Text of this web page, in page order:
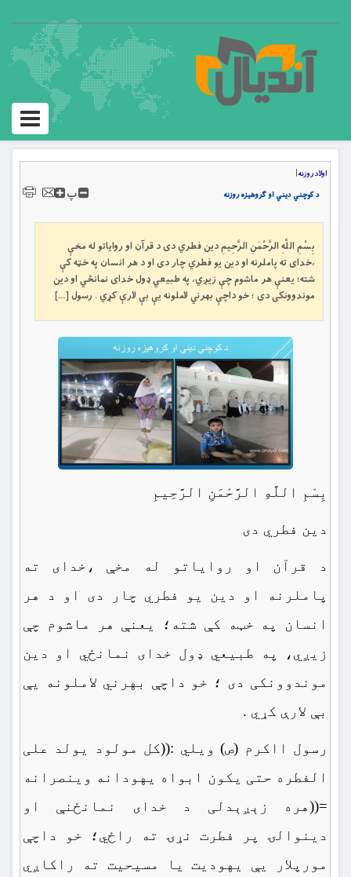
اولاد روزنه|
پ د کوچني دیني او ګروهيزه روزنه
بِسْمِ اللَّهِ الرَّحْمَنِ الرَّحِيمِ دین فطري دی د قرآن او روایاتو له مخې
،خدای ته پاملرنه او دین یو فطري چار دی او د هر انسان په خټه کې
شته؛ یعنې هر ماشوم چې زيږي، په طبیعي ډول خدای نمانځي او دین
موندوونکی دی ؛ خو داچې بهرني لاملونه یې بې لارې کړي . رسول […]
بِسْمِ اللَّهِ الرَّحْمَنِ الرَّحِيمِ
دین فطري دی
د قرآن او روایاتو له مخې ،خدای ته
پاملرنه او دین یو فطري چار دی او د هر
انسان په خټه کې شته؛ یعنې هر ماشوم چې
زيږي، په طبیعي ډول خدای نمانځي او دین
موندوونکی دی ؛ خو داچې بهرني لاملونه یې
بې لارې کړي .
رسول ااکرم (ص) ویلي :((کل مولود یولد علی
الفطره حتی یکون ابواه یهودانه وینصرانه
=((هره زېږېدلی د خدای نمانځنې او
دینوالۍ پر فطرت نړۍ ته راځي؛ خو داچې
مورپلار یې یهودیت یا مسیحیت ته راکاږي